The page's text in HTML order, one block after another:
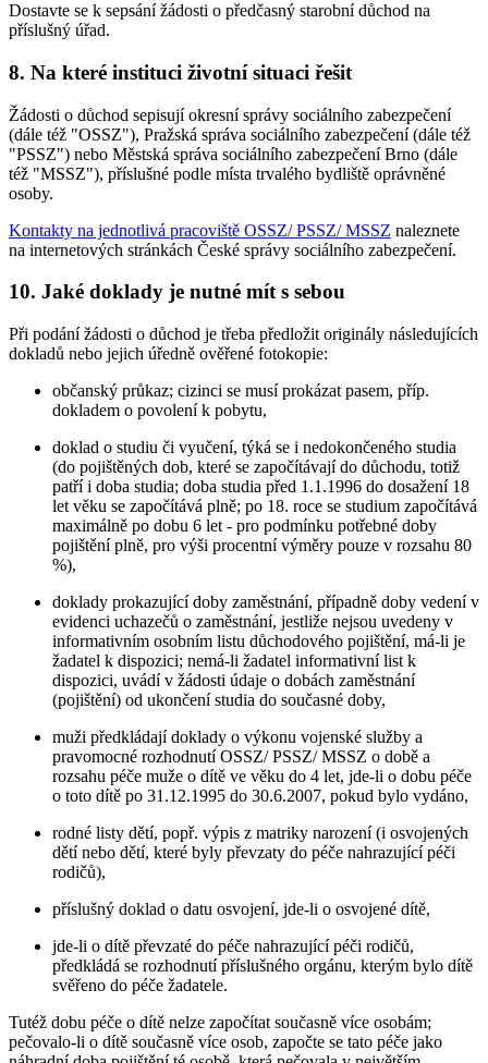
Dostavte se k sepsání žádosti o předčasný starobní důchod na
příslušný úřad.
8. Na které instituci životní situaci řešit
Žádosti o důchod sepisují okresní správy sociálního zabezpečení
(dále též "OSSZ"), Pražská správa sociálního zabezpečení (dále též
"PSSZ") nebo Městská správa sociálního zabezpečení Brno (dále
též "MSSZ"), příslušné podle místa trvalého bydliště oprávněné
osoby.
Kontakty na jednotlivá pracoviště OSSZ/ PSSZ/ MSSZ naleznete
na internetových stránkách České správy sociálního zabezpečení.
10. Jaké doklady je nutné mít s sebou
Při podání žádosti o důchod je třeba předložit originály následujících
dokladů nebo jejich úředně ověřené fotokopie:
občanský průkaz; cizinci se musí prokázat pasem, příp.
dokladem o povolení k pobytu,
doklad o studiu či vyučení, týká se i nedokončeného studia
(do pojištěných dob, které se započítávají do důchodu, totiž
patří i doba studia; doba studia před 1.1.1996 do dosažení 18
let věku se započítává plně; po 18. roce se studium započítává
maximálně po dobu 6 let - pro podmínku potřebné doby
pojištění plně, pro výši procentní výměry pouze v rozsahu 80
%),
doklady prokazující doby zaměstnání, případně doby vedení v
evidenci uchazečů o zaměstnání, jestliže nejsou uvedeny v
informativním osobním listu důchodového pojištění, má-li je
žadatel k dispozici; nemá-li žadatel informativní list k
dispozici, uvádí v žádosti údaje o dobách zaměstnání
(pojištění) od ukončení studia do současné doby,
muži předkládají doklady o výkonu vojenské služby a
pravomocné rozhodnutí OSSZ/ PSSZ/ MSSZ o době a
rozsahu péče muže o dítě ve věku do 4 let, jde-li o dobu péče
o toto dítě po 31.12.1995 do 30.6.2007, pokud bylo vydáno,
rodné listy dětí, popř. výpis z matriky narození (i osvojených
dětí nebo dětí, které byly převzaty do péče nahrazující péči
rodičů),
příslušný doklad o datu osvojení, jde-li o osvojené dítě,
jde-li o dítě převzaté do péče nahrazující péči rodičů,
předkládá se rozhodnutí příslušného orgánu, kterým bylo dítě
svěřeno do péče žadatele.
Tutéž dobu péče o dítě nelze započítat současně více osobám;
pečovalo-li o dítě současně více osob, započte se tato péče jako